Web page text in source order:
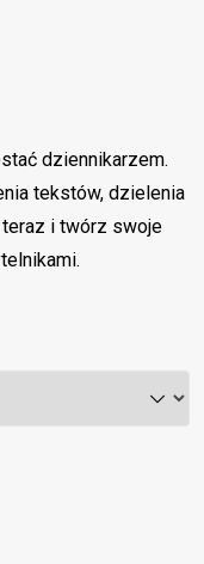
dziennikarzem.
tekstów, dzielenia
i twórz swoje